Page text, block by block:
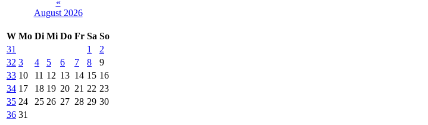
«
August 2026
W Mo Di Mi Do Fr Sa So
31
1
2
32 3 4 5 6 7 8
9
33 10 11 12 13 14 15 16
34 17 18 19 20 21 22 23
35 24 25 26 27 28 29 30
36 31